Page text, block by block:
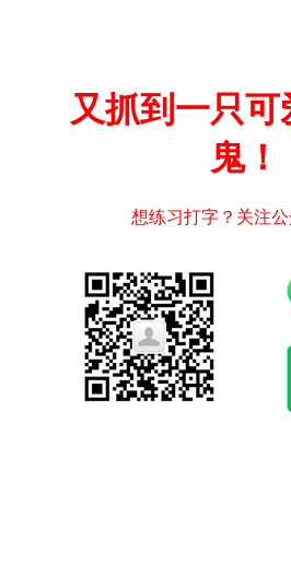
又抓到一只
鬼！
想练习打字？关注公